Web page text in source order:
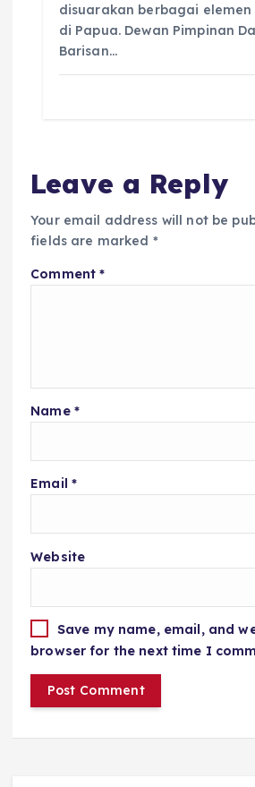
disuarakan berbagai
di Papua. Dewan Pimpinan
Barisan…
Leave a Reply
Your email address will not be
fields are marked *
Comment*
Name *
Email *
Website
Save my name, email, and
browser for the next time I